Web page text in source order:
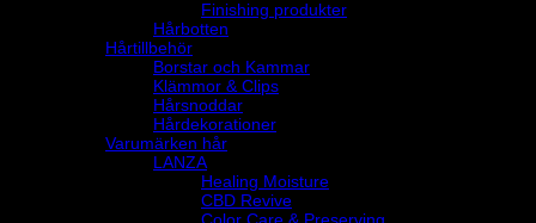
Finishing produkter
Hårbotten
Hårtillbehör
Borstar och Kammar
Klämmor & Clips
Hårsnoddar
Hårdekorationer
Varumärken hår
LANZA
Healing Moisture
CBD Revive